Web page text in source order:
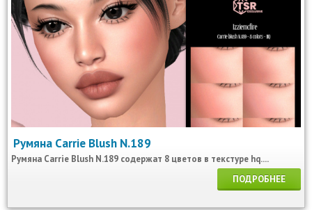
Румяна Carrie Blush N.189
Румяна Carrie Blush N.189 содержат 8 цветов в текстуре hq....
ПОДРОБНЕЕ